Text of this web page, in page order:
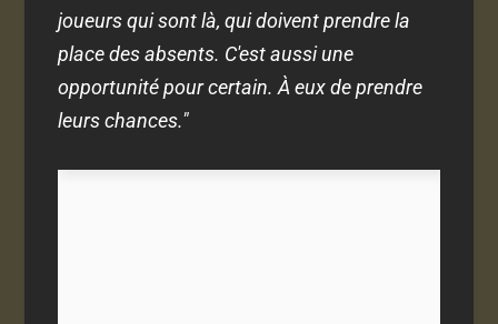
joueurs qui sont là, qui doivent prendre la
place des absents. C'est aussi une
opportunité pour certain. À eux de prendre
leurs chances."